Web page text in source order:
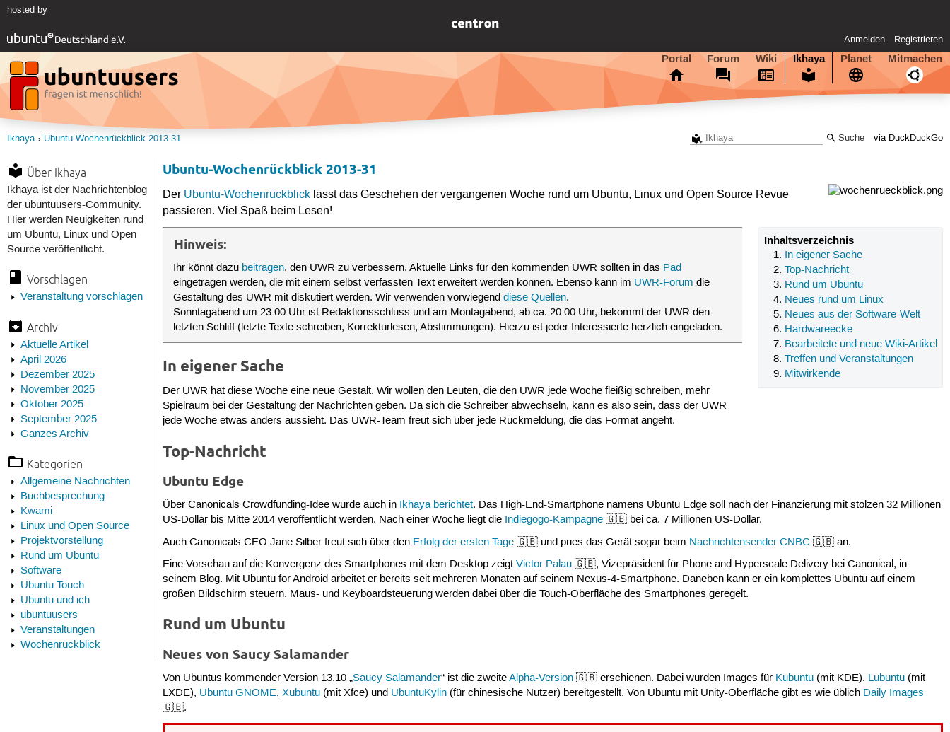
hosted by
Anmelden Registrieren
Portal Forum Wiki Ikhaya Planet Mitmachen
via DuckDuckGo
Ikhaya Ubuntu-Wochenrückblick 2013-31
Über Ikhaya
Ikhaya ist der Nachrichtenblog
der ubuntuusers-Community.
Hier werden Neuigkeiten rund
um Ubuntu, Linux und Open
Source veröffentlicht.
Vorschlagen
Veranstaltung vorschlagen
Archiv
Aktuelle Artikel
April 2026
Dezember 2025
November 2025
Oktober 2025
September 2025
Ganzes Archiv
Kategorien
Allgemeine Nachrichten
Buchbesprechung
Kwami
Linux und Open Source
Projektvorstellung
Rund um Ubuntu
Software
Ubuntu Touch
Ubuntu und ich
ubuntuusers
Veranstaltungen
Wochenrückblick
Ubuntu-Wochenrückblick 2013-31
Der Ubuntu-Wochenrückblick lässt das Geschehen der vergangenen Woche rund um Ubuntu, Linux und Open Source Revue
passieren. Viel Spaß beim Lesen!
Inhaltsverzeichnis
In eigener Sache
Top-Nachricht
Rund um Ubuntu
Neues rund um Linux
Neues aus der Software-Welt
Hardwareecke
Bearbeitete und neue Wiki-Artikel
Treffen und Veranstaltungen
Mitwirkende
Hinweis:
Ihr könnt dazu beitragen, den UWR zu verbessern. Aktuelle Links für den kommenden UWR sollten in das Pad
eingetragen werden, die mit einem selbst verfassten Text erweitert werden können. Ebenso kann im UWR-Forum die
Gestaltung des UWR mit diskutiert werden. Wir verwenden vorwiegenddiese Quellen.
Sonntagabend um 23:00 Uhr ist Redaktionsschluss und am Montagabend, ab ca. 20:00 Uhr, bekommt der UWR den
letzten Schliff (letzte Texte schreiben, Korrekturlesen, Abstimmungen). Hierzu ist jeder Interessierte herzlich eingeladen.
In eigener Sache
Der UWR hat diese Woche eine neue Gestalt. Wir wollen den Leuten, die den UWR jede Woche fleißig schreiben, mehr
Spielraum bei der Gestaltung der Nachrichten geben. Da sich die Schreiber abwechseln, kann es also sein, dass der UWR
jede Woche etwas anders aussieht. Das UWR-Team freut sich über jede Rückmeldung, die das Format angeht.
Top-Nachricht
Ubuntu Edge
Über Canonicals Crowdfunding-Idee wurde auch in Ikhaya berichtet. Das High-End-Smartphone namens Ubuntu Edge soll nach der Finanzierung mit stolzen 32 Millionen
US-Dollar bis Mitte 2014 veröffentlicht werden. Nach einer Woche liegt die Indiegogo-Kampagne 🇬🇧 bei ca. 7 Millionen US-Dollar.
Auch Canonicals CEO Jane Silber freut sich über den Erfolg der ersten Tage 🇬🇧 und pries das Gerät sogar beim Nachrichtensender CNBC 🇬🇧 an.
Eine Vorschau auf die Konvergenz des Smartphones mit dem Desktop zeigtVictor Palau 🇬🇧, Vizepräsident für Phone and Hyperscale Delivery bei Canonical, in
seinem Blog. Mit Ubuntu for Android arbeitet er bereits seit mehreren Monaten auf seinem Nexus-4-Smartphone. Daneben kann er ein komplettes Ubuntu auf einem
großen Bildschirm steuern. Maus- und Keyboardsteuerung werden dabei über die Touch-Oberfläche des Smartphones geregelt.
Rund um Ubuntu
Neues von Saucy Salamander
Von Ubuntus kommender Version 13.10 „Saucy Salamander“ ist die zweiteAlpha-Version 🇬🇧 erschienen. Dabei wurden Images für Kubuntu (mit KDE), Lubuntu (mit
LXDE), Ubuntu GNOME,Xubuntu (mit Xfce) und UbuntuKylin (für chinesische Nutzer) bereitgestellt. Von Ubuntu mit Unity-Oberfläche gibt es wie üblich Daily Images
🇬🇧.